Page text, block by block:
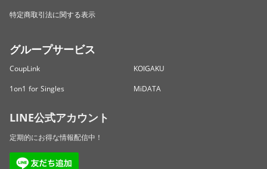
特定商取引法に関する表示
グループサービス
CoupLink
KOIGAKU
1on1 for Singles
MiDATA
LINE公式アカウント
定期的にお得な情報配信中！